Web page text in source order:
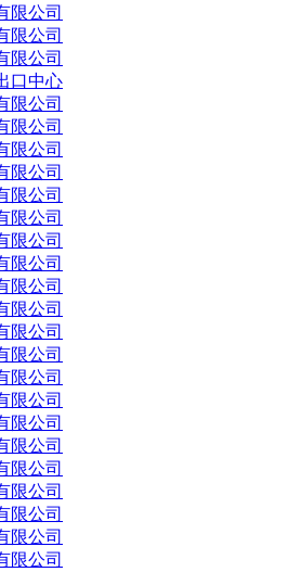
限公司
限公司
限公司
口中心
限公司
限公司
限公司
限公司
限公司
限公司
限公司
限公司
限公司
限公司
限公司
限公司
限公司
限公司
限公司
限公司
限公司
限公司
限公司
限公司
限公司